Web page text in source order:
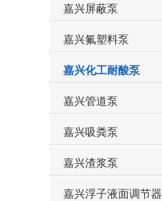
嘉兴屏蔽泵
嘉兴氟塑料泵
嘉兴化工耐酸泵
嘉兴管道泵
嘉兴吸粪泵
嘉兴渣浆泵
嘉兴浮子液面调节器